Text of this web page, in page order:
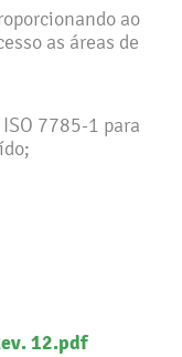
ao
as áreas de
7785-1 para
12.pdf